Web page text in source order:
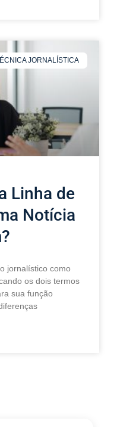
JORNALÍSTICA
Linha de
Notícia
jornalístico como
os dois termos
sua função